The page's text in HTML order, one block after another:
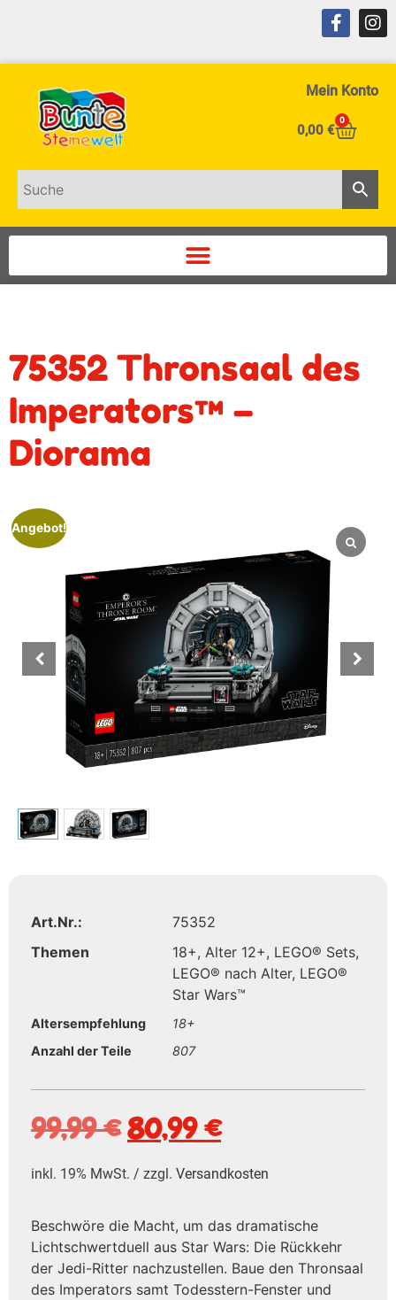
Mein Konto
0,00 €
0
75352 Thronsaal des
Imperators™ –
Diorama
Angebot!
Art.Nr.:
75352
Themen
18+, Alter 12+, LEGO® Sets,
LEGO® nach Alter, LEGO®
Star Wars™
Altersempfehlung
18+
Anzahl der Teile
807
99,99€80,99€
inkl. 19% MwSt. / zzgl. Versandkosten
Beschwöre die Macht, um das dramatische
Lichtschwertduell aus Star Wars: Die Rückkehr
der Jedi-Ritter nachzustellen. Baue den Thronsaal
des Imperators samt Todesstern-Fenster und